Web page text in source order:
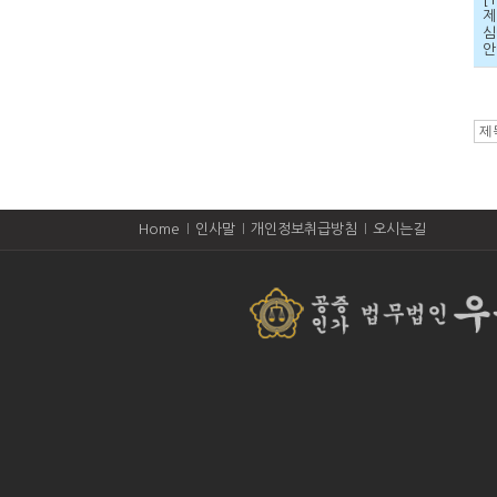
Home 인사말 개인정보취급방침 오시는길